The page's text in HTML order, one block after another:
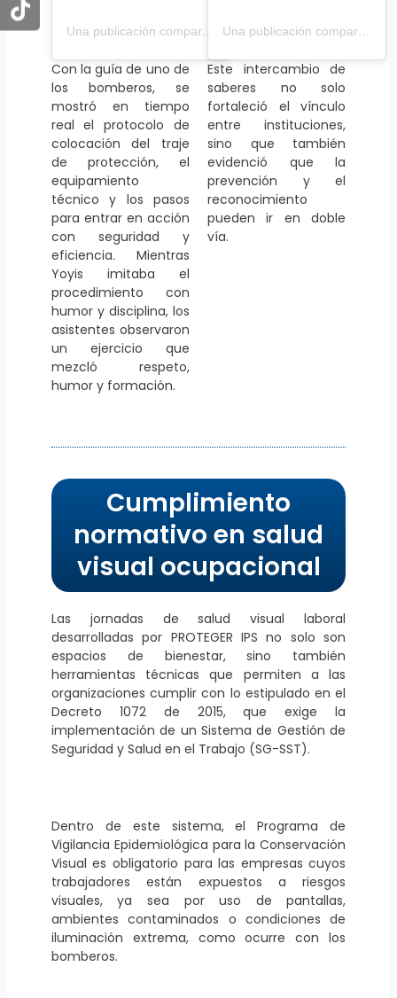
Una publicación compartida por PROTEGER IPS (@proteger.ips)
Con la guía de uno de
los bomberos, se
mostró en tiempo
real el protocolo de
colocación del traje
de protección, el
equipamiento
técnico y los pasos
para entrar en acción
con seguridad y
eficiencia. Mientras
Yoyis imitaba el
procedimiento con
humor y disciplina, los
asistentes observaron
un ejercicio que
mezcló respeto,
humor y formación.
Una publicación compartida por PROTEGER IPS (@proteger.ips)
Este intercambio de
saberes no solo
fortaleció el vínculo
entre instituciones,
sino que también
evidenció que la
prevención y el
reconocimiento
pueden ir en doble
vía.
Cumplimiento
normativo en salud
visual ocupacional
Las jornadas de salud visual laboral
desarrolladas por PROTEGER IPS no solo son
espacios de bienestar, sino también
herramientas técnicas que permiten a las
organizaciones cumplir con lo estipulado en el
Decreto 1072 de 2015, que exige la
implementación de un Sistema de Gestión de
Seguridad y Salud en el Trabajo (SG-SST).
Dentro de este sistema, el Programa de
Vigilancia Epidemiológica para la Conservación
Visual es obligatorio para las empresas cuyos
trabajadores están expuestos a riesgos
visuales, ya sea por uso de pantallas,
ambientes contaminados o condiciones de
iluminación extrema, como ocurre con los
bomberos.